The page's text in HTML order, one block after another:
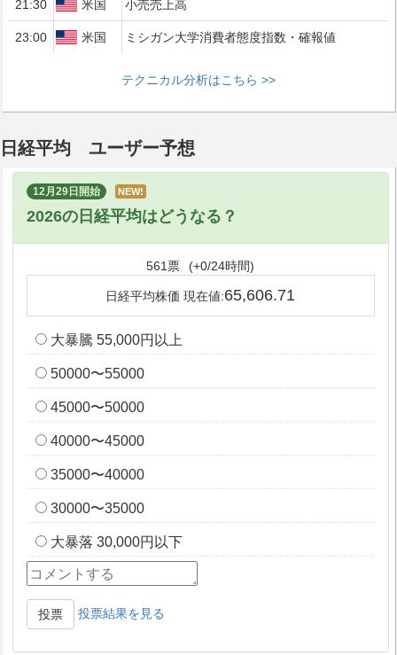
21:30 米国 小売売上高
23:00 米国 ミシガン大学消費者態度指数・確報値
テクニカル分析はこちら >>
日経平均 ユーザー予想
12月29日開始 NEW!
2026の日経平均はどうなる？
561票 (+0/24時間)
日経平均株価 現在値:65,606.71
大暴騰 55,000円以上
50000〜55000
45000〜50000
40000〜45000
35000〜40000
30000〜35000
大暴落 30,000円以下
投票 投票結果を見る